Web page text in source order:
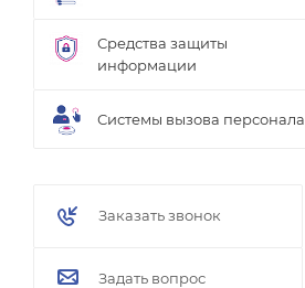
Средства защиты
информации
Системы вызова персонала
Заказать звонок
Задать вопрос